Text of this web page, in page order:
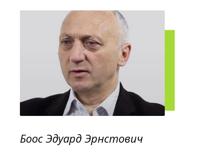
Боос Эдуард Эрнстович